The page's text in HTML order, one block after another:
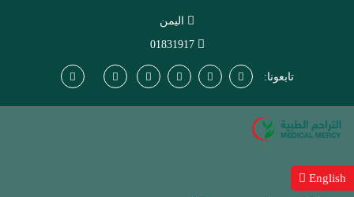
اليمن
01831917
تابعونا:
English